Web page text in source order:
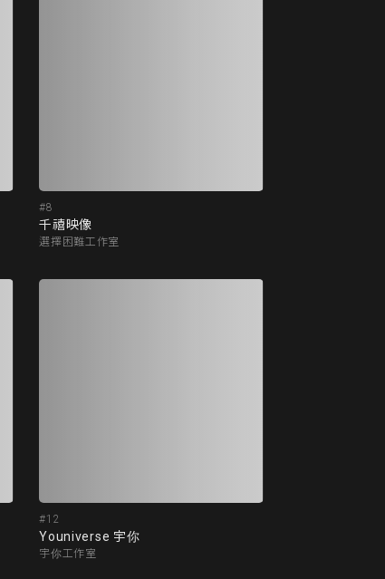
#8
千禧映像
選擇困難工作室
#12
Youniverse 宇你
宇你工作室